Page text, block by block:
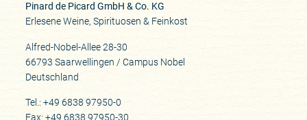
Pinard de Picard GmbH & Co. KG
Erlesene Weine, Spirituosen & Feinkost
Alfred-Nobel-Allee 28-30
66793 Saarwellingen / Campus Nobel
Deutschland
Tel.: +49 6838 97950-0
Fax: +49 6838 97950-30